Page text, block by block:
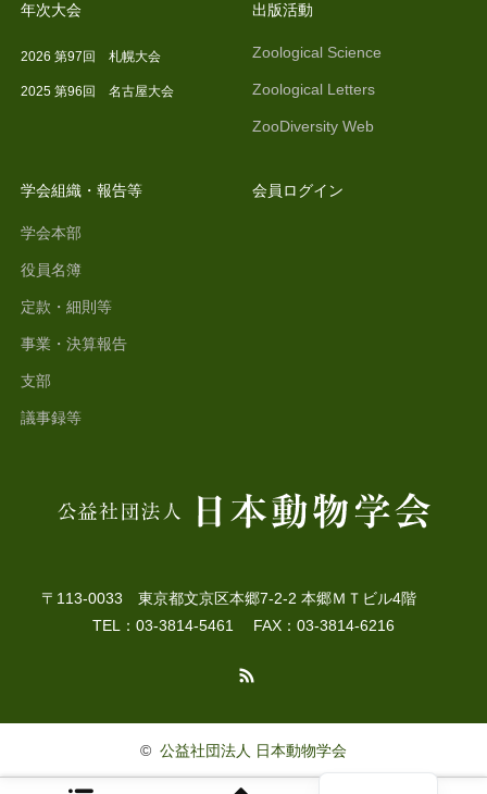
年次大会
2026 第97回 札幌大会
2025 第96回 名古屋大会
出版活動
Zoological Science
Zoological Letters
ZooDiversity Web
学会組織・報告等
学会本部
役員名簿
定款・細則等
事業・決算報告
支部
議事録等
会員ログイン
〒113-0033 東京都文京区本郷7-2-2 本郷ＭＴビル4階
TEL：03-3814-5461 FAX：03-3814-6216
© 公益社団法人 日本動物学会